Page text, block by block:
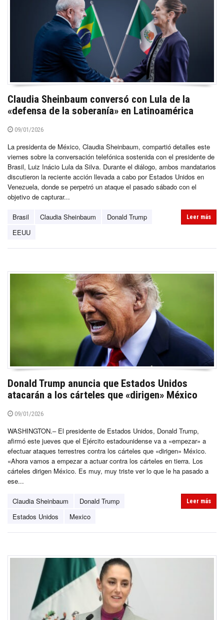
Claudia Sheinbaum conversó con Lula de la
«defensa de la soberanía» en Latinoamérica
09/01/2026
La presidenta de México, Claudia Sheinbaum, compartió detalles este
viernes sobre la conversación telefónica sostenida con el presidente de
Brasil, Luiz Inácio Lula da Silva. Durante el diálogo, ambos mandatarios
discutieron la reciente acción llevada a cabo por Estados Unidos en
Venezuela, donde se perpetró un ataque el pasado sábado con el
objetivo de capturar...
Brasil Claudia Sheinbaum
Donald Trump
EEUU
Leer más
Donald Trump anuncia que Estados Unidos
atacarán a los cárteles que «dirigen» México
09/01/2026
WASHINGTON.– El presidente de Estados Unidos, Donald Trump,
afirmó este jueves que el Ejército estadounidense va a «empezar» a
efectuar ataques terrestres contra los cárteles que «dirigen» México.
«Ahora vamos a empezar a actuar contra los cárteles en tierra. Los
cárteles dirigen México. Es muy, muy triste ver lo que le ha pasado a
ese...
Claudia Sheinbaum
Donald Trump
Estados Unidos
Mexico
Leer más